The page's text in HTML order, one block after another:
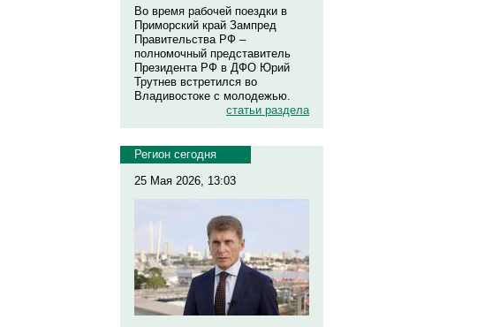
Во время рабочей поездки в
Приморский край Зампред
Правительства РФ –
полномочный представитель
Президента РФ в ДФО Юрий
Трутнев встретился во
Владивостоке с молодежью.
статьи раздела
Регион сегодня
25 Мая 2026, 13:03